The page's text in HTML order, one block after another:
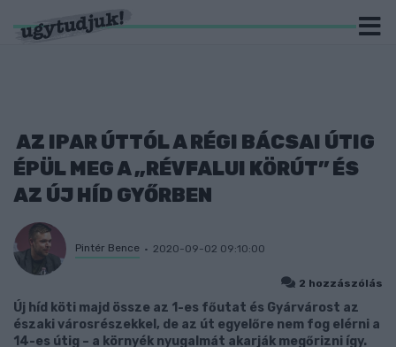
AZ IPAR ÚTTÓL A RÉGI BÁCSAI ÚTIG
ÉPÜL MEG A „RÉVFALUI KÖRÚT” ÉS
AZ ÚJ HÍD GYŐRBEN
Pintér Bence 2020-09-02 09:10:00
2 hozzászólás
Új híd köti majd össze az 1-es főutat és Gyárvárost az
északi városrészekkel, de az út egyelőre nem fog elérni a
14-es útig – a környék nyugalmát akarják megőrizni így.